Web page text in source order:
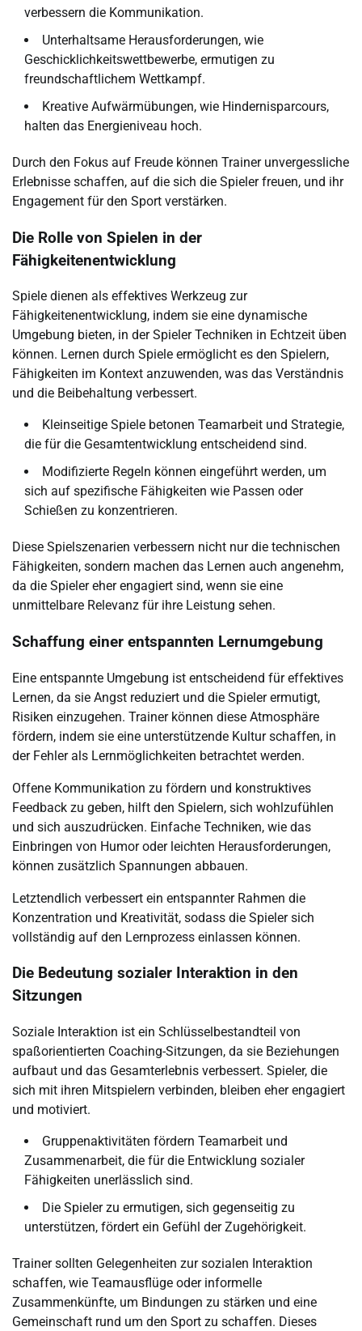
verbessern die Kommunikation.
Unterhaltsame Herausforderungen, wie
Geschicklichkeitswettbewerbe, ermutigen zu
freundschaftlichem Wettkampf.
Kreative Aufwärmübungen, wie Hindernisparcours,
halten das Energieniveau hoch.
Durch den Fokus auf Freude können Trainer unvergessliche
Erlebnisse schaffen, auf die sich die Spieler freuen, und ihr
Engagement für den Sport verstärken.
Die Rolle von Spielen in der
Fähigkeitenentwicklung
Spiele dienen als effektives Werkzeug zur
Fähigkeitenentwicklung, indem sie eine dynamische
Umgebung bieten, in der Spieler Techniken in Echtzeit üben
können. Lernen durch Spiele ermöglicht es den Spielern,
Fähigkeiten im Kontext anzuwenden, was das Verständnis
und die Beibehaltung verbessert.
Kleinseitige Spiele betonen Teamarbeit und Strategie,
die für die Gesamtentwicklung entscheidend sind.
Modifizierte Regeln können eingeführt werden, um
sich auf spezifische Fähigkeiten wie Passen oder
Schießen zu konzentrieren.
Diese Spielszenarien verbessern nicht nur die technischen
Fähigkeiten, sondern machen das Lernen auch angenehm,
da die Spieler eher engagiert sind, wenn sie eine
unmittelbare Relevanz für ihre Leistung sehen.
Schaffung einer entspannten Lernumgebung
Eine entspannte Umgebung ist entscheidend für effektives
Lernen, da sie Angst reduziert und die Spieler ermutigt,
Risiken einzugehen. Trainer können diese Atmosphäre
fördern, indem sie eine unterstützende Kultur schaffen, in
der Fehler als Lernmöglichkeiten betrachtet werden.
Offene Kommunikation zu fördern und konstruktives
Feedback zu geben, hilft den Spielern, sich wohlzufühlen
und sich auszudrücken. Einfache Techniken, wie das
Einbringen von Humor oder leichten Herausforderungen,
können zusätzlich Spannungen abbauen.
Letztendlich verbessert ein entspannter Rahmen die
Konzentration und Kreativität, sodass die Spieler sich
vollständig auf den Lernprozess einlassen können.
Die Bedeutung sozialer Interaktion in den
Sitzungen
Soziale Interaktion ist ein Schlüsselbestandteil von
spaßorientierten Coaching-Sitzungen, da sie Beziehungen
aufbaut und das Gesamterlebnis verbessert. Spieler, die
sich mit ihren Mitspielern verbinden, bleiben eher engagiert
und motiviert.
Gruppenaktivitäten fördern Teamarbeit und
Zusammenarbeit, die für die Entwicklung sozialer
Fähigkeiten unerlässlich sind.
Die Spieler zu ermutigen, sich gegenseitig zu
unterstützen, fördert ein Gefühl der Zugehörigkeit.
Trainer sollten Gelegenheiten zur sozialen Interaktion
schaffen, wie Teamausflüge oder informelle
Zusammenkünfte, um Bindungen zu stärken und eine
Gemeinschaft rund um den Sport zu schaffen. Dieses